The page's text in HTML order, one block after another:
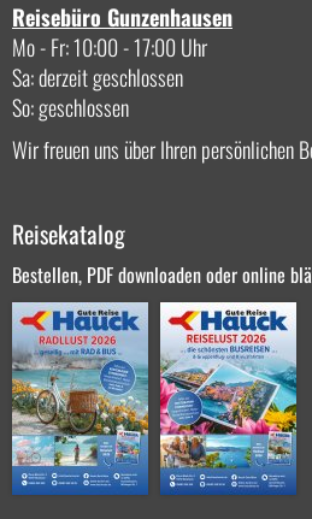
Reisebüro Gunzenhausen
Mo - Fr: 10:00 - 17:00 Uhr
Sa: derzeit geschlossen
So: geschlossen
Wir freuen uns über Ihren persönlichen
Reisekatalog
Bestellen, PDF downloaden oder online